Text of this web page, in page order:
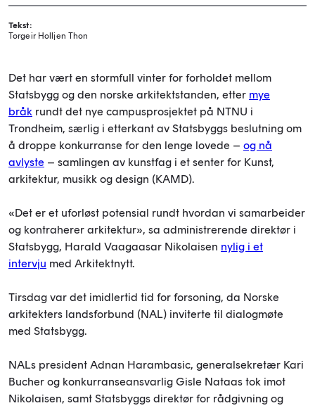
Tekst:
Torgeir Holljen Thon
Det har vært en stormfull vinter for forholdet mellom
Statsbygg og den norske arkitektstanden, etter mye
bråk rundt det nye campusprosjektet på NTNU i
Trondheim, særlig i etterkant av Statsbyggs beslutning om
å droppe konkurranse for den lenge lovede – og nå
avlyste – samlingen av kunstfag i et senter for Kunst,
arkitektur, musikk og design (KAMD).
«Det er et uforløst potensial rundt hvordan vi samarbeider
og kontraherer arkitektur», sa administrerende direktør i
Statsbygg, Harald Vaagaasar Nikolaisen nylig i et
intervju med Arkitektnytt.
Tirsdag var det imidlertid tid for forsoning, da Norske
arkitekters landsforbund (NAL) inviterte til dialogmøte
med Statsbygg.
NALs president Adnan Harambasic, generalsekretær Kari
Bucher og konkurranseansvarlig Gisle Nataas tok imot
Nikolaisen, samt Statsbyggs direktør for rådgivning og